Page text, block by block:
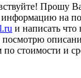
Прошу
на
и написать что
стоимости и